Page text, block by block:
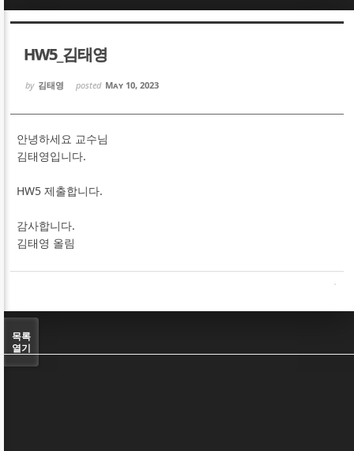
HW5_김태영
by 김태영 posted May 10, 2023
안녕하세요 교수님
김태영입니다.
HW5 제출합니다.
감사합니다.
김태영 올림
목록
열기
Sketchbook5, 스케치북5
Sketchbook5, 스케치북5
Sketchbook5, 스케치북5
Sketchbook5, 스케치북5